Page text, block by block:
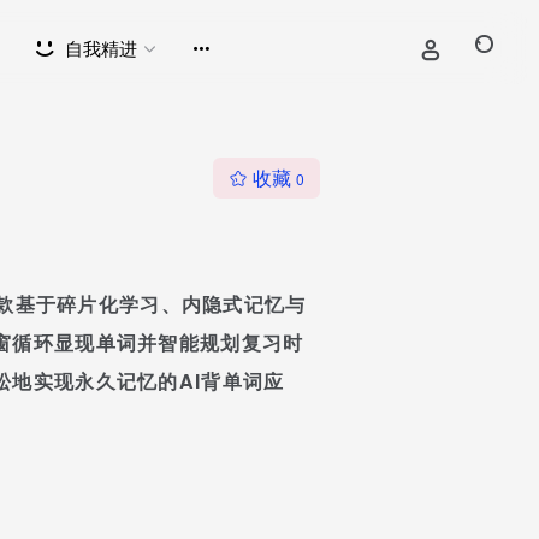
自我精进
收藏 0
于碎片化学习、内隐式记忆与
循环显现单词并智能规划复习时
地实现永久记忆的AI背单词应